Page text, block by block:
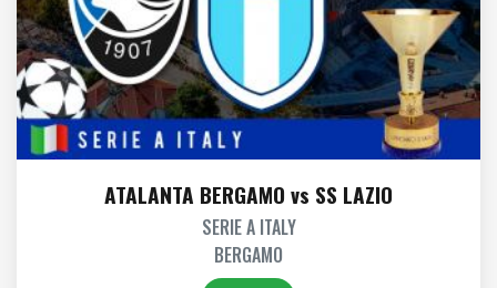
ATALANTA BERGAMO vs SS LAZIO
SERIE A ITALY
BERGAMO